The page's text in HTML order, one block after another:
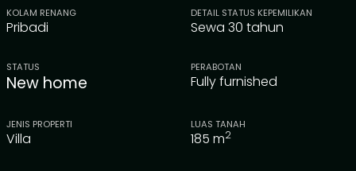
KOLAM RENANG
Pribadi
DETAIL STATUS KEPEMILIKAN
Sewa 30 tahun
STATUS
New home
PERABOTAN
Fully furnished
JENIS PROPERTI
Villa
LUAS TANAH
185 m2